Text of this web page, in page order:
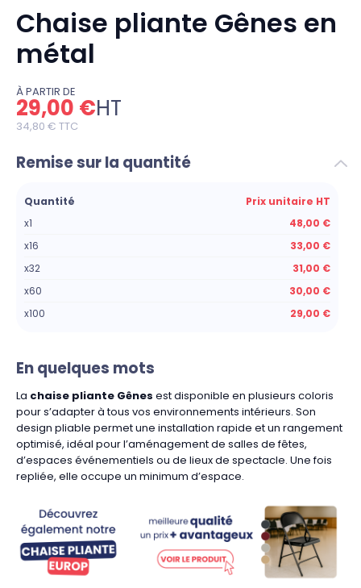
Chaise pliante Gênes en
métal
À PARTIR DE
29,00 €HT
34,80 € TTC
Remise sur la quantité
Quantité
Prix unitaire HT
x1
48,00 €
x16
33,00 €
x32
31,00 €
x60
30,00 €
x100
29,00 €
En quelques mots
La chaise pliante Gênes est disponible en plusieurs coloris
pour s’adapter à tous vos environnements intérieurs. Son
design pliable permet une installation rapide et un rangement
optimisé, idéal pour l’aménagement de salles de fêtes,
d’espaces événementiels ou de lieux de spectacle. Une fois
repliée, elle occupe un minimum d’espace.